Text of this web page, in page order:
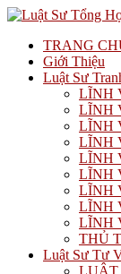
TRANG
Giới Thiệu
Luật Sư
LĨNH
LĨNH
LĨNH
LĨNH
LĨNH
LĨNH
LĨNH
LĨNH
LĨNH
THỦ
Luật Sư Tư
LUẬT